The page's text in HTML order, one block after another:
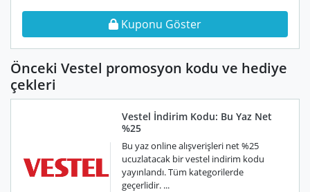
Kuponu Göster
Önceki Vestel promosyon kodu ve hediye
çekleri
Vestel İndirim Kodu: Bu Yaz Net
%25
Bu yaz online alışverişleri net %25
ucuzlatacak bir vestel indirim kodu
yayınlandı. Tüm kategorilerde
geçerlidir. ...